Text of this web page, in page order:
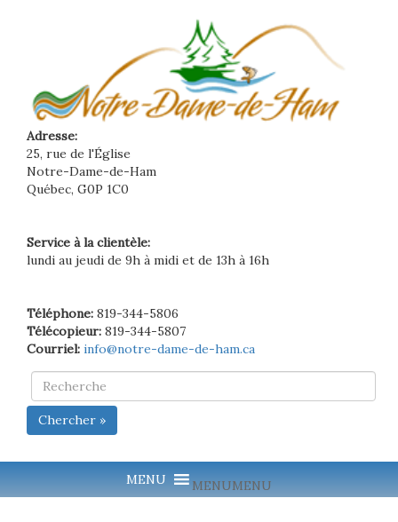
Adresse:
25, rue de l'Église
Notre-Dame-de-Ham
Québec, G0P 1C0
Service à la clientèle:
lundi au jeudi de 9h à midi et de 13h à 16h
Téléphone: 819-344-5806
Télécopieur: 819-344-5807
Courriel: info@notre-dame-de-ham.ca
Chercher »
MENUMENU